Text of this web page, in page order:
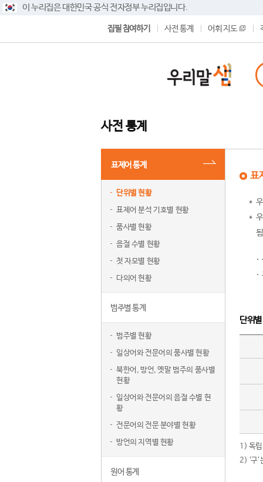
이 누리집은 대한민국 공식 전자정부 누리집입니다.
집필 참여하기 사전 통계 어휘 지도
사전 통계
표제어 통계
단위별 현황
표제어 분석 기호별 현황
품사별 현황
음절 수별 현황
첫 자모별 현황
다의어 현황
범주별 통계
범주별 현황
일상어와 전문어의 품사별 현황
북한어, 방언, 옛말 범주의 품사별
현황
일상어와 전문어의 음절 수별 현
황
전문어의 전문 분야별 현황
방언의 지역별 현황
원어 통계
표
단위
1) 독립
2) ‘구